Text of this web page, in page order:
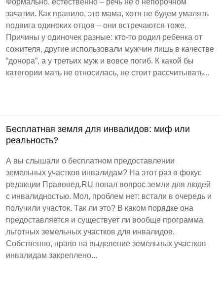
Формально, естественно – речь не о непорочном
зачатии. Как правило, это мама, хотя не будем умалять
подвига одиноких отцов – они встречаются тоже.
Причины у одиночек разные: кто-то родил ребенка от
сожителя, другие использовали мужчин лишь в качестве
“донора”, а у третьих муж и вовсе погиб. К какой бы
категории мать не относилась, не стоит рассчитывать...
Бесплатная земля для инвалидов: миф или
реальность?
А вы слышали о бесплатном предоставлении
земельных участков инвалидам? На этот раз в фокус
редакции Правовед.RU попал вопрос земли для людей
с инвалидностью. Мол, проблем нет: встали в очередь и
получили участок. Так ли это? В каком порядке она
предоставляется и существует ли вообще программа
льготных земельных участков для инвалидов.
Собственно, право на выделение земельных участков
инвалидам закреплено...